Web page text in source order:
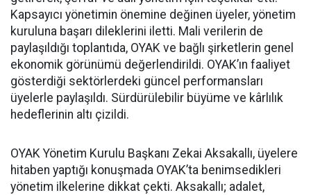
Kapsayıcı yönetimin önemine değinen üyeler, yönetim
kuruluna başarı dileklerini iletti. Mali verilerin de
paylaşıldığı toplantıda, OYAK ve bağlı şirketlerin genel
ekonomik görünümü değerlendirildi. OYAK’ın faaliyet
gösterdiği sektörlerdeki güncel performansları
üyelerle paylaşıldı. Sürdürülebilir büyüme ve kârlılık
hedeflerinin altı çizildi.
OYAK Yönetim Kurulu Başkanı Zekai Aksakallı, üyelere
hitaben yaptığı konuşmada OYAK’ta benimsedikleri
yönetim ilkelerine dikkat çekti. Aksakallı; adalet,